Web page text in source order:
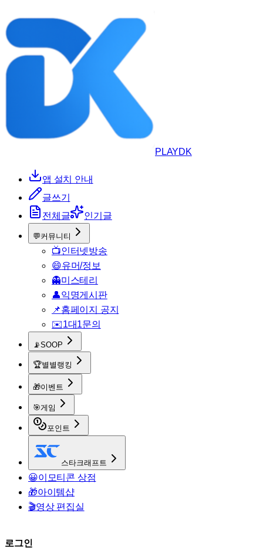
PLAYDK
앱 설치 안내
글쓰기
전체글
인기글
💬커뮤니티
📺인터넷방송
😄유머/정보
👻미스테리
👤익명게시판
📌홈페이지 공지
✉️1대1문의
📡SOOP
🏆별별랭킹
🎁이벤트
🎯게임
포인트
스타크래프트
😀이모티콘 상점
🎁아이템샵
🎬영상 편집실
로그인